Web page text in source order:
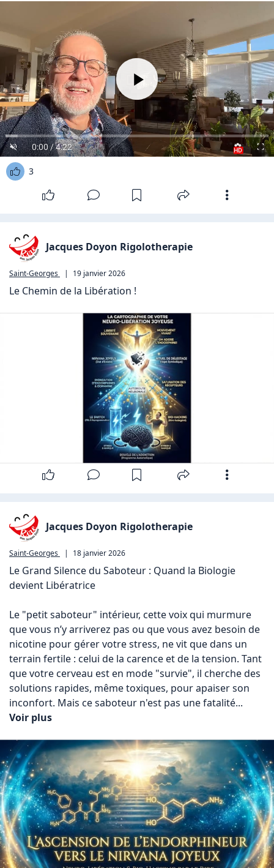
0:00 / 4:22 HD
3
Jacques Doyon Rigolotherapie
Saint-Georges | 19 janvier 2026
Le Chemin de la Libération !
Jacques Doyon Rigolotherapie
Saint-Georges | 18 janvier 2026
Le Grand Silence du Saboteur : Quand la Biologie
devient Libératrice
Le "petit saboteur" intérieur, cette voix qui murmure
que vous n’y arriverez pas ou que vous avez besoin de
nicotine pour gérer votre stress, ne vit que dans un
terrain fertile : celui de la carence et de la tension. Tant
que votre cerveau est en mode "survie", il cherche des
solutions rapides, même toxiques, pour apaiser son
Voir plus